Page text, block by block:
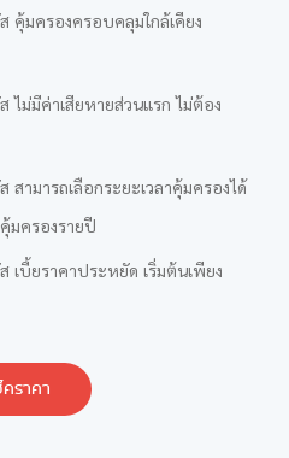
มครองครอบคลุมใกล้เคียง
ม่มีค่าเสียหายส่วนแรก ไม่ต้อง
ามารถเลือกระยะเวลาคุ้มครองได้
มครองรายปี
บี้ยราคาประหยัด เริ่มต้นเพียง
คราคา